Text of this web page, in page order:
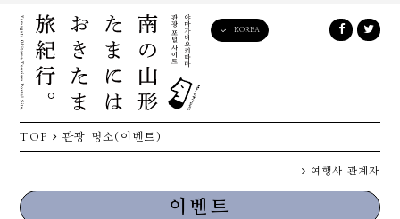
KOREA
TOP 관광 명소(이벤트)
여행사 관계자
이벤트